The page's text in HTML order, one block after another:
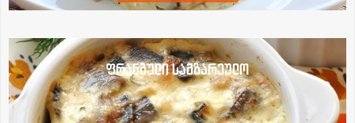
ფრანგული სამზარეულო